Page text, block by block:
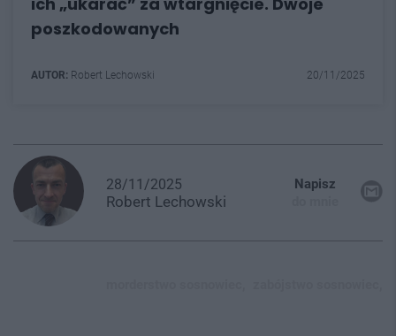
poszkodowanych
AUTOR: Robert Lechowski 20/11/2025
28/11/2025
Robert Lechowski
Napisz